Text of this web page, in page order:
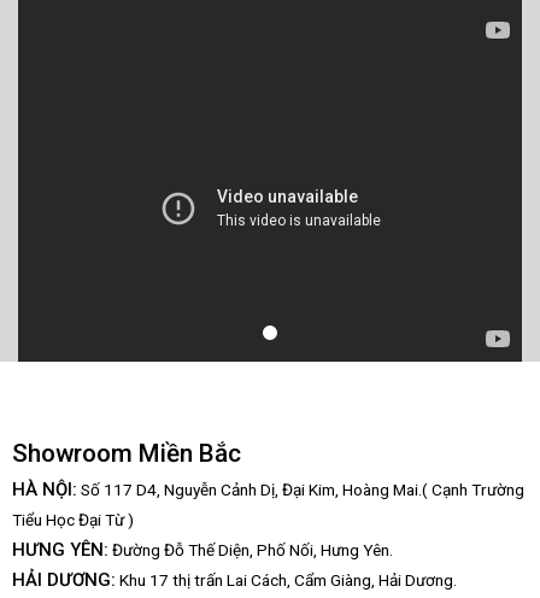
Showroom Miền Bắc
HÀ NỘI: Số 117 D4, Nguyễn Cảnh Dị, Đại Kim, Hoàng Mai.( Cạnh Trường
Tiểu Học Đại Từ )
HƯNG YÊN: Đường Đỗ Thế Diện, Phố Nối, Hưng Yên.
HẢI DƯƠNG: Khu 17 thị trấn Lai Cách, Cẩm Giàng, Hải Dương.